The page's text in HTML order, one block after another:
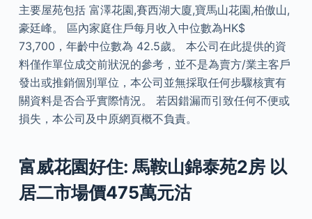
主要屋苑包括 富澤花園,賽西湖大廈,寶馬山花園,柏傲山,
豪廷峰。 區內家庭住戶每月收入中位數為HK$
73,700，年齡中位數為 42.5歲。 本公司在此提供的資
料僅作單位成交前狀況的參考，並不是為賣方/業主客戶
發出或推銷個別單位，本公司並無採取任何步驟核實有
關資料是否合乎實際情況。 若因錯漏而引致任何不便或
損失，本公司及中原網頁概不負責。
富威花園好住: 馬鞍山錦泰苑2房 以
居二市場價475萬元沽